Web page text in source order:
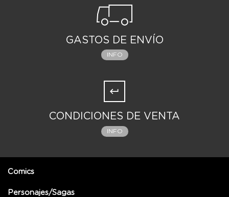
GASTOS DE ENVÍO
INFO
CONDICIONES DE VENTA
INFO
Comics
Personajes/Sagas